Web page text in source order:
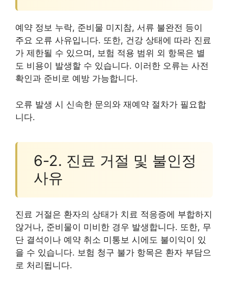
예약 정보 누락, 준비물 미지참, 서류 불완전 등이
주요 오류 사유입니다. 또한, 건강 상태에 따라 진료
가 제한될 수 있으며, 보험 적용 범위 외 항목은 별
도 비용이 발생할 수 있습니다. 이러한 오류는 사전
확인과 준비로 예방 가능합니다.
오류 발생 시 신속한 문의와 재예약 절차가 필요합
니다.
6-2. 진료 거절 및 불인정
사유
진료 거절은 환자의 상태가 치료 적응증에 부합하지
않거나, 준비물이 미비한 경우 발생합니다. 또한, 무
단 결석이나 예약 취소 미통보 시에도 불이익이 있
을 수 있습니다. 보험 청구 불가 항목은 환자 부담으
로 처리됩니다.